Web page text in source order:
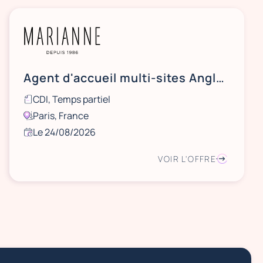
Agent d'accueil multi-sites Anglais courant H/F - CDI 30h - Paris et Banlieues
CDI, Temps partiel
Paris, France
Le 24/08/2026
VOIR L'OFFRE